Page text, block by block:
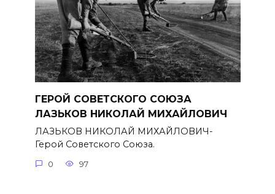
ГЕРОЙ СОВЕТСКОГО СОЮЗА
ЛАЗЬКОВ НИКОЛАЙ МИХАЙЛОВИЧ
ЛАЗЬКОВ НИКОЛАЙ МИХАЙЛОВИЧ-
Герой Советского Союза.
0 97